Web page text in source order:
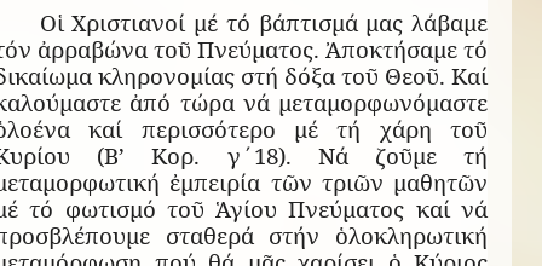
Οἱ Χριστιανοί μέ τό βάπτισμά μας λάβαμε
ἀρραβώνα τοῦ Πνεύματος. Ἀποκτήσαμε τό
κληρονομίας στή δόξα τοῦ Θεοῦ. Καί
ἀπό τώρα νά μεταμορφωνόμαστε
καί περισσότερο μέ τή χάρη τοῦ
(Β’ Κορ. γ΄18). Νά ζοῦμε τή
ἐμπειρία τῶν τριῶν μαθητῶν
τό φωτισμό τοῦ Ἁγίου Πνεύματος καί νά
σταθερά στήν ὁλοκληρωτική